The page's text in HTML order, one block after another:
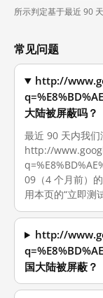
所示判定基于最近 90
常见问题
http://
大陆被屏蔽吗？
最近 90 天内我们
http://
09（4 个月前）
用本页的“立即测
http://
国大陆被屏蔽？